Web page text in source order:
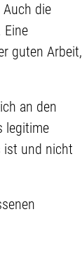
die
guten Arbeit,
an den
legitime
ist und nicht